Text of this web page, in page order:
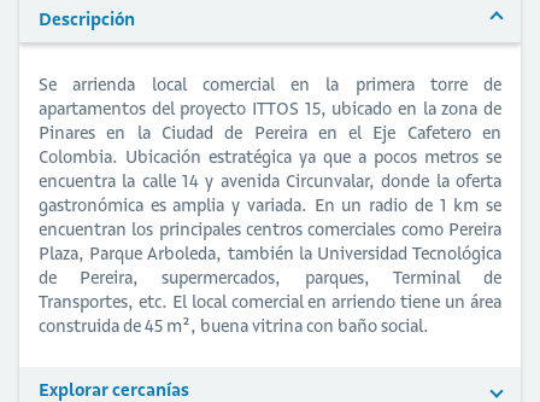
Descripción
Se arrienda local comercial en la primera torre de
apartamentos del proyecto ITTOS 15, ubicado en la zona de
Pinares en la Ciudad de Pereira en el Eje Cafetero en
Colombia. Ubicación estratégica ya que a pocos metros se
encuentra la calle 14 y avenida Circunvalar, donde la oferta
gastronómica es amplia y variada. En un radio de 1 km se
encuentran los principales centros comerciales como Pereira
Plaza, Parque Arboleda, también la Universidad Tecnológica
de Pereira, supermercados, parques, Terminal de
Transportes, etc. El local comercial en arriendo tiene un área
construida de 45 m², buena vitrina con baño social.
Explorar cercanías